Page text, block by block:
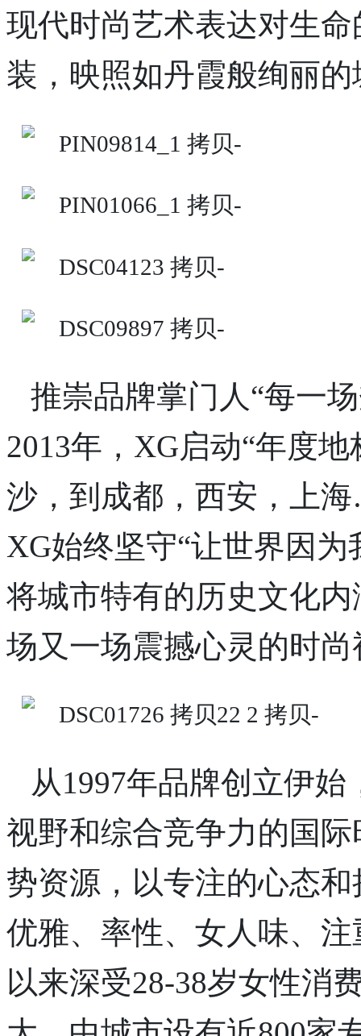
现代时尚艺术表达对生
装，映照如丹霞般绚丽
推崇品牌掌门人“每一
2013年，XG启动“年度
沙，到成都，西安，上
XG始终坚守“让世界因
将城市特有的历史文化
场又一场震撼心灵的时
从1997年品牌创立伊
视野和综合竞争力的国
势资源，以专注的心态
优雅、率性、女人味、
以来深受28-38岁女性消